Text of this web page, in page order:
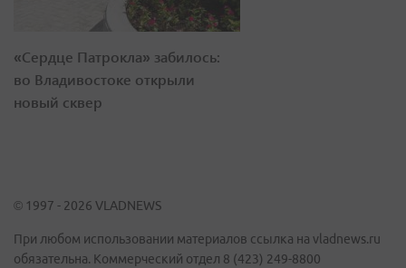
«Сердце Патрокла» забилось:
во Владивостоке открыли
новый сквер
© 1997 - 2026 VLADNEWS
При любом использовании материалов ссылка на vladnews.ru
обязательна. Коммерческий отдел 8 (423) 249-8800